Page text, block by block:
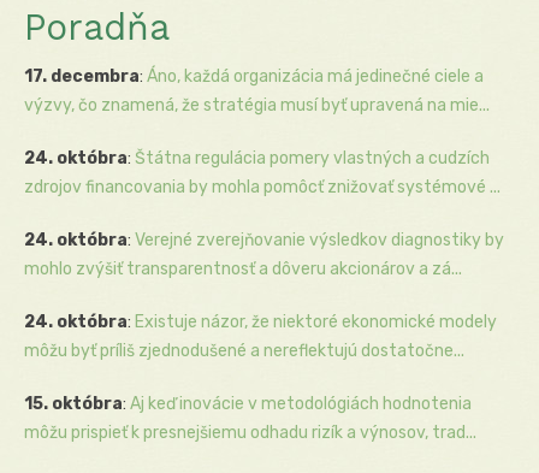
Poradňa
17. decembra: Áno, každá organizácia má jedinečné ciele a
výzvy, čo znamená, že stratégia musí byť upravená na mie...
24. októbra: Štátna regulácia pomery vlastných a cudzích
zdrojov financovania by mohla pomôcť znižovať systémové ...
24. októbra: Verejné zverejňovanie výsledkov diagnostiky by
mohlo zvýšiť transparentnosť a dôveru akcionárov a zá...
24. októbra: Existuje názor, že niektoré ekonomické modely
môžu byť príliš zjednodušené a nereflektujú dostatočne...
15. októbra: Aj keď inovácie v metodológiách hodnotenia
môžu prispieť k presnejšiemu odhadu rizík a výnosov, trad...